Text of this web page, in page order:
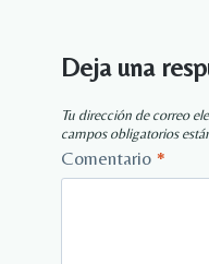
Deja una
Tu dirección de correo
campos obligatorios
Comentario *